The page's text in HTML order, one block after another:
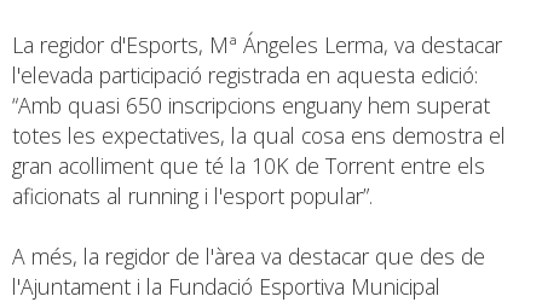
La regidor d'Esports, Mª Ángeles Lerma, va destacar
l'elevada participació registrada en aquesta edició:
“Amb quasi 650 inscripcions enguany hem superat
totes les expectatives, la qual cosa ens demostra el
gran acolliment que té la 10K de Torrent entre els
aficionats al running i l'esport popular”.
A més, la regidor de l'àrea va destacar que des de
l'Ajuntament i la Fundació Esportiva Municipal